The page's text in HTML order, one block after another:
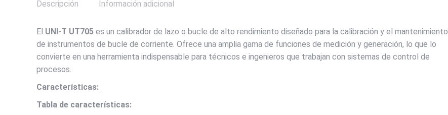
Descripción Información adicional
El UNI-T UT705 es un calibrador de lazo o bucle de alto rendimiento diseñado para la calibración y el mantenimiento
de instrumentos de bucle de corriente. Ofrece una amplia gama de funciones de medición y generación, lo que lo
convierte en una herramienta indispensable para técnicos e ingenieros que trabajan con sistemas de control de
procesos.
Características:
Tabla de características: